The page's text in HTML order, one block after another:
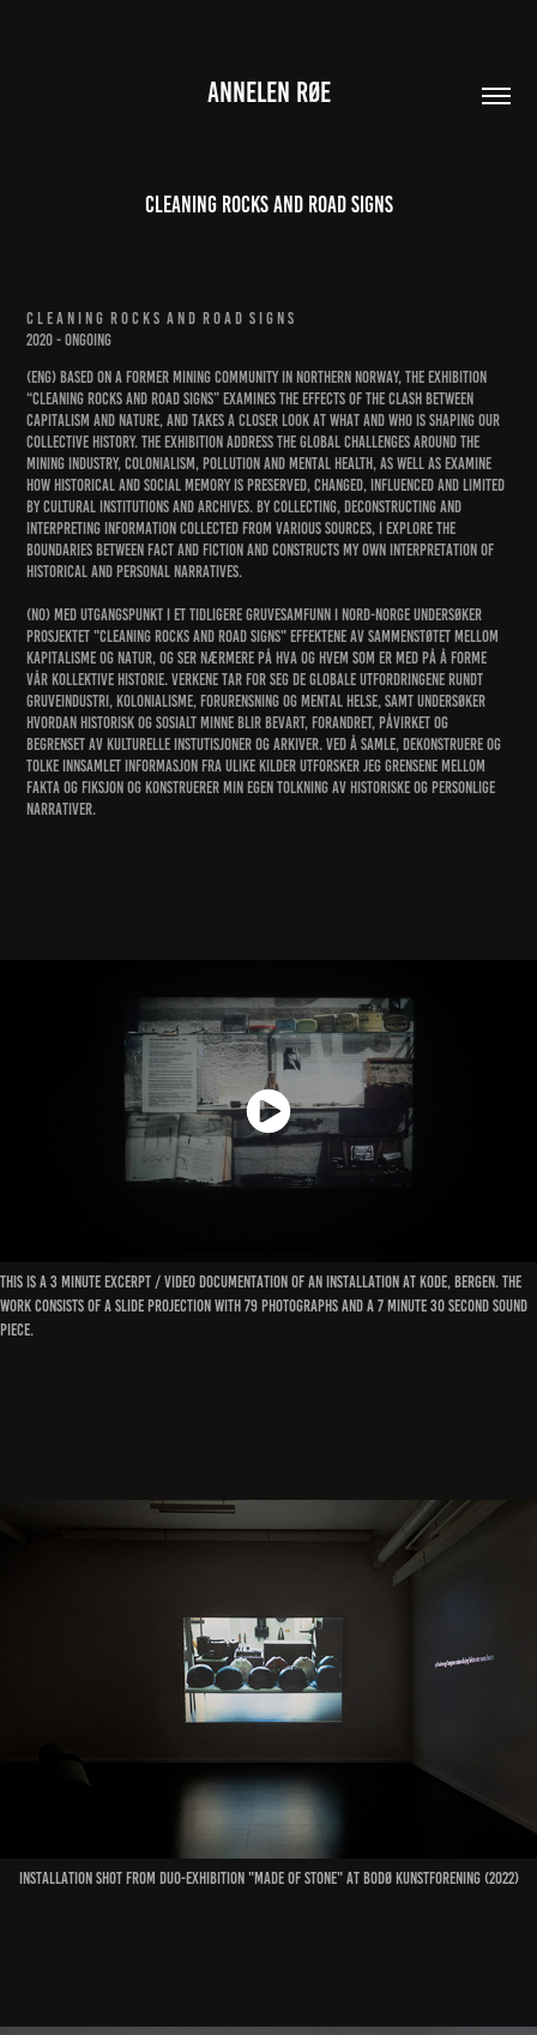
ANNELEN RØE
Cleaning Rocks and Road Signs
C L E A N I N G R O C K S A N D R O A D S I G N S
2020 - Ongoing
(ENG) Based on a former mining community in northern Norway, the exhibition
“Cleaning Rocks and Road Signs” examines the effects of the clash between
capitalism and nature, and takes a closer look at what and who is shaping our
collective history. The exhibition address the global challenges around the
mining industry, colonialism, pollution and mental health, as well as examine
how historical and social memory is preserved, changed, influenced and limited
by cultural institutions and archives. By collecting, deconstructing and
interpreting information collected from various sources, I explore the
boundaries between fact and fiction and constructs my own interpretation of
historical and personal narratives.
(NO) Med utgangspunkt i et tidligere gruvesamfunn i Nord-Norge undersøker
prosjektet "Cleaning Rocks and Road Signs" effektene av sammenstøtet mellom
kapitalisme og natur, og ser nærmere på hva og hvem som er med på å forme
vår kollektive historie. Verkene tar for seg de globale utfordringene rundt
gruveindustri, kolonialisme, forurensning og mental helse, samt undersøker
hvordan historisk og sosialt minne blir bevart, forandret, påvirket og
begrenset av kulturelle instutisjoner og arkiver. Ved å samle, dekonstruere og
tolke innsamlet informasjon fra ulike kilder utforsker jeg grensene mellom
fakta og fiksjon og konstruerer min egen tolkning av historiske og personlige
narrativer.
This is a 3 minute excerpt / video documentation of an installation at KODE, Bergen. The
work consists of a slide projection with 79 photographs and a 7 minute 30 second sound
piece.
installation shot from duo-exhibition "Made of stone" at bodø kunstforening (2022)